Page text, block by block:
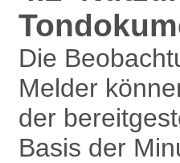
Die
Melder
der
Basis der